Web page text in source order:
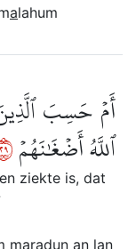
alahum
أَمۡ حَسِبَ
ٱللَّهُ أَضۡغَٰنَهُمۡ
ziekte is, dat
maradun an lan